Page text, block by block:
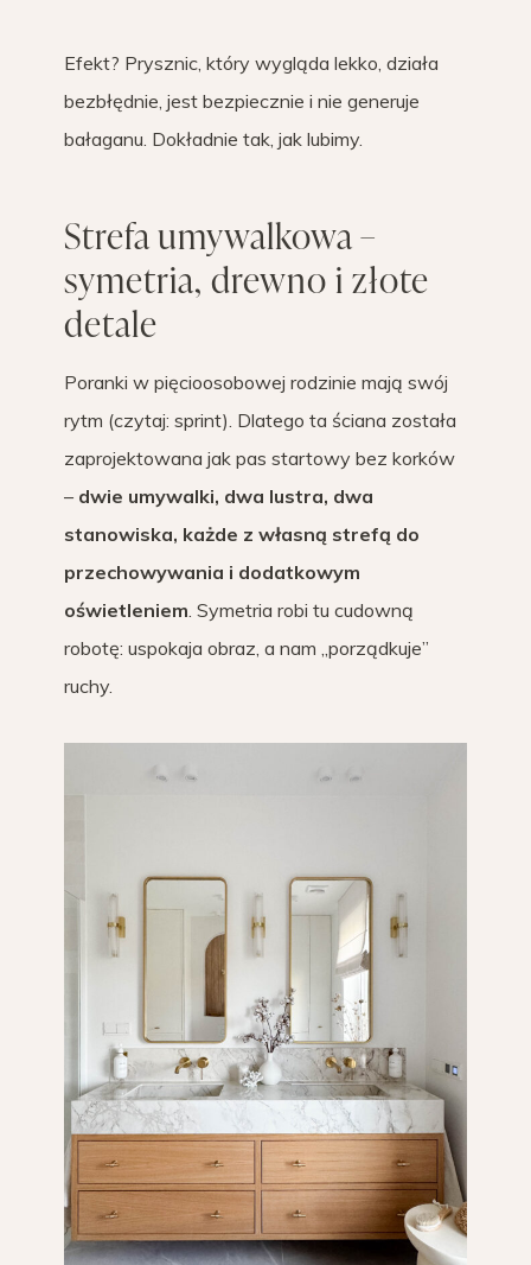
Efekt? Prysznic, który wygląda lekko, działa
bezbłędnie, jest bezpiecznie i nie generuje
bałaganu. Dokładnie tak, jak lubimy.
Strefa umywalkowa –
symetria, drewno i złote
detale
Poranki w pięcioosobowej rodzinie mają swój
rytm (czytaj: sprint). Dlatego ta ściana została
zaprojektowana jak pas startowy bez korków
– dwie umywalki, dwa lustra, dwa
stanowiska, każde z własną strefą do
przechowywania i dodatkowym
oświetleniem . Symetria robi tu cudowną
robotę: uspokaja obraz, a nam „porządkuje”
ruchy.